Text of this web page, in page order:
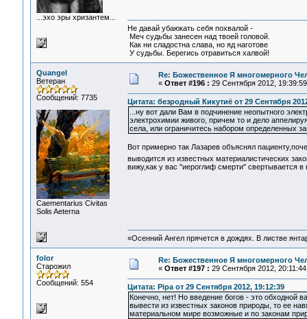
...эхо эры хризантем...
Не давай убаюкать себя похвалой -
Меч судьбы занесен над твоей головой.
Как ни сладостна слава, но яд наготове
У судьбы. Берегись отравиться халвой!
Quangel
Ветеран
Сообщений: 7735
Сaementarius Civitas
Solis Aeterna
Re: Божественное Я многомерного
« Ответ #196 : 29 Сентября 2012,
Цитата: безродный Кикутиё от 29 Сентября
...ну вот дали Вам в подчинение неопытного
электрохимии живого, причем то и дело
села, или ограничитесь набором определенных
Вот примерно так Лазарев объяснял
выводится из известных материалистических
вижу,как у вас "иероглиф смерти" свертывается в
«Осенний Ангел прячется в дождях. В листве
folor
Старожил
Сообщений: 554
Re: Божественное Я многомерного
« Ответ #197 : 29 Сентября 2012,
Цитата: Pipa от 29 Сентября 2012, 19:12:39
Конечно, нет! Но введение богов - это обходной
вывести из известных законов природы, то ее
материальном мире возможные и по законам